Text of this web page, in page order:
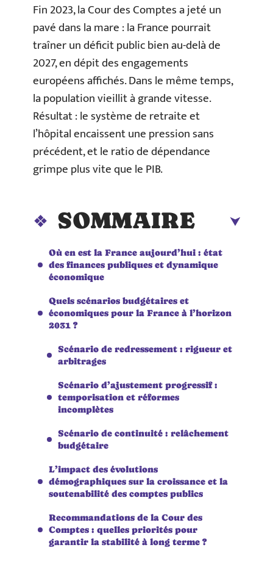
Fin 2023, la Cour des Comptes a jeté un
pavé dans la mare : la France pourrait
traîner un déficit public bien au-delà de
2027, en dépit des engagements
européens affichés. Dans le même temps,
la population vieillit à grande vitesse.
Résultat : le système de retraite et
l’hôpital encaissent une pression sans
précédent, et le ratio de dépendance
grimpe plus vite que le PIB.
SOMMAIRE
Où en est la France aujourd’hui : état
des finances publiques et dynamique
économique
Quels scénarios budgétaires et
économiques pour la France à l’horizon
2031 ?
Scénario de redressement : rigueur et
arbitrages
Scénario d’ajustement progressif :
temporisation et réformes
incomplètes
Scénario de continuité : relâchement
budgétaire
L’impact des évolutions
démographiques sur la croissance et la
soutenabilité des comptes publics
Recommandations de la Cour des
Comptes : quelles priorités pour
garantir la stabilité à long terme ?